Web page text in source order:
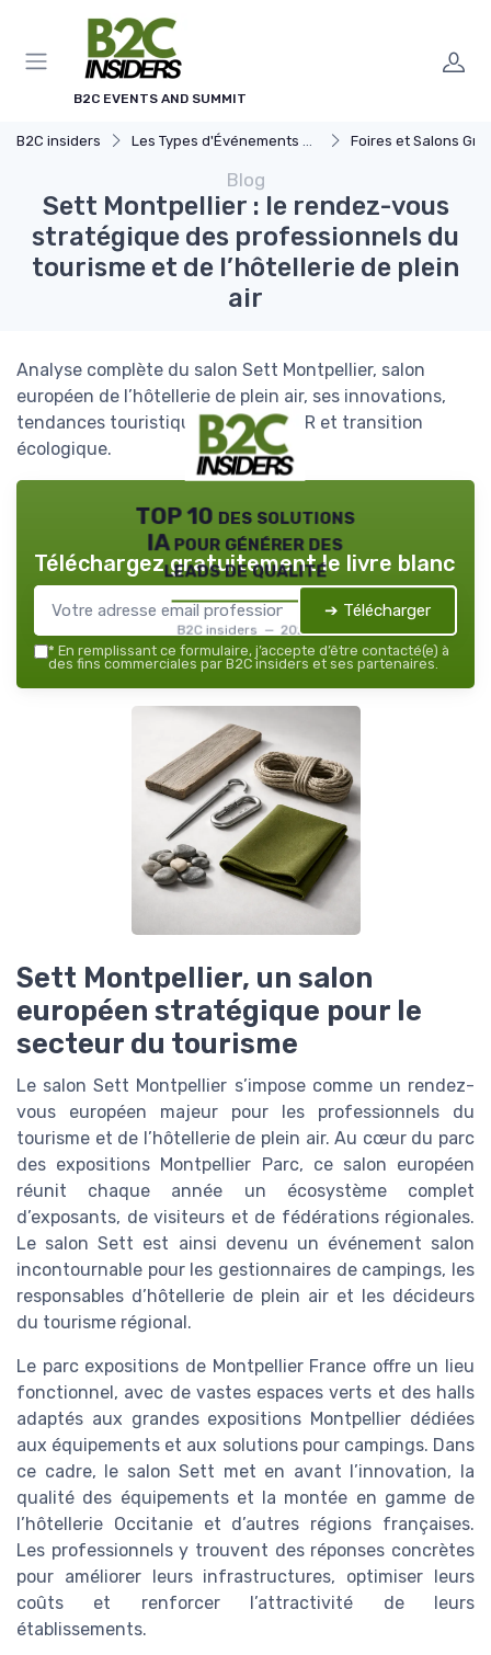
B2C EVENTS AND SUMMIT
B2C insiders Les Types d'Événements B2C Foires et Salons Grand
Blog
Sett Montpellier : le rendez-vous
stratégique des professionnels du
tourisme et de l’hôtellerie de plein
air
Analyse complète du salon Sett Montpellier, salon
européen de l’hôtellerie de plein air, ses innovations,
tendances touristiques, enjeux PMR et transition
écologique.
TOP 10 des solutions
IA pour générer des
leads de qualité
B2C insiders — 2026
Téléchargez gratuitement le livre blanc
➔ Télécharger
* En remplissant ce formulaire, j’accepte d’être contacté(e) à
des fins commerciales par B2C insiders et ses partenaires.
Sett Montpellier, un salon
européen stratégique pour le
secteur du tourisme
Le salon Sett Montpellier s’impose comme un rendez-
vous européen majeur pour les professionnels du
tourisme et de l’hôtellerie de plein air. Au cœur du parc
des expositions Montpellier Parc, ce salon européen
réunit chaque année un écosystème complet
d’exposants, de visiteurs et de fédérations régionales.
Le salon Sett est ainsi devenu un événement salon
incontournable pour les gestionnaires de campings, les
responsables d’hôtellerie de plein air et les décideurs
du tourisme régional.
Le parc expositions de Montpellier France offre un lieu
fonctionnel, avec de vastes espaces verts et des halls
adaptés aux grandes expositions Montpellier dédiées
aux équipements et aux solutions pour campings. Dans
ce cadre, le salon Sett met en avant l’innovation, la
qualité des équipements et la montée en gamme de
l’hôtellerie Occitanie et d’autres régions françaises.
Les professionnels y trouvent des réponses concrètes
pour améliorer leurs infrastructures, optimiser leurs
coûts et renforcer l’attractivité de leurs
établissements.
Panneau de gestion des cookies